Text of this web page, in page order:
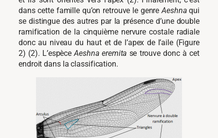
dans cette famille qu’on retrouve le genreAeshnaqui
se distingue des autres par la présence d’une double
ramification de la cinquième nervure costale radiale
donc au niveau du haut et de l’apex de l’aile (Figure
2) (2). L’espèceAeshna eremita se trouve donc à cet
endroit dans la classification.